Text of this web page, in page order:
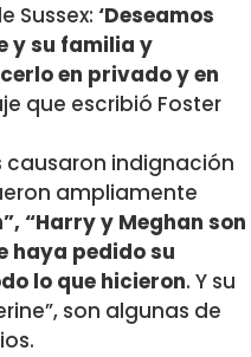
Sussex: ‘Deseamos
y su familia y
en privado y en
que escribió Foster
causaron indignación
ampliamente
“Harry y Meghan son
haya pedido su
lo que hicieron. Y su
son algunas de